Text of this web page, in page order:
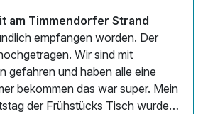
am Timmendorfer Strand
empfangen worden. Der
Wir sind mit
gefahren und haben alle eine
bekommen das war super. Mein
der Frühstücks Tisch wurde